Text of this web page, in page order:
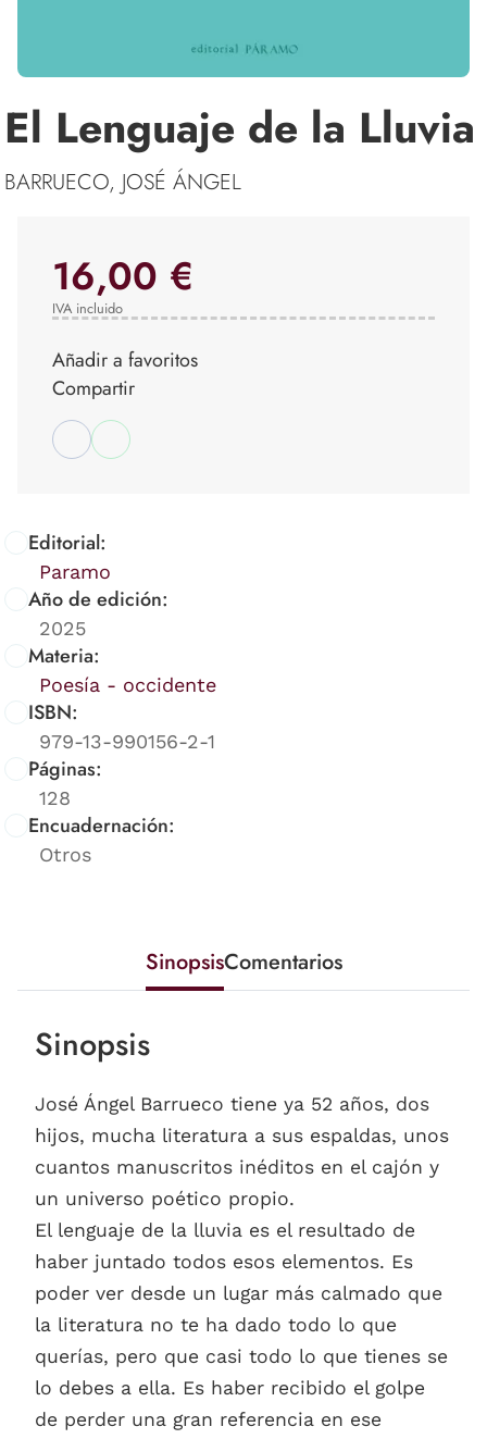
El Lenguaje de la Lluvia
BARRUECO, JOSÉ ÁNGEL
Editorial:
Paramo
Año de edición:
2025
Materia:
Poesía - occidente
ISBN:
979-13-990156-2-1
Páginas:
128
Encuadernación:
Otros
16,00 €
IVA incluido
Añadir a favoritos
Compartir
SinopsisComentarios
Sinopsis
José Ángel Barrueco tiene ya 52 años, dos
hijos, mucha literatura a sus espaldas, unos
cuantos manuscritos inéditos en el cajón y
un universo poético propio.
El lenguaje de la lluvia es el resultado de
haber juntado todos esos elementos. Es
poder ver desde un lugar más calmado que
la literatura no te ha dado todo lo que
querías, pero que casi todo lo que tienes se
lo debes a ella. Es haber recibido el golpe
de perder una gran referencia en ese